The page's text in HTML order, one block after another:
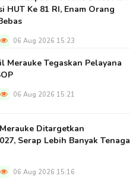
HUT Ke 81 RI, Enam Orang
06 Aug 2026 15:23
Merauke Tegaskan Pelayana
06 Aug 2026 15:21
Ditargetkan
Serap Lebih Banyak Tenaga
06 Aug 2026 15:16